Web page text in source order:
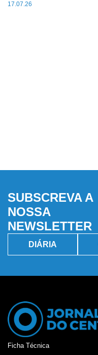
17.07.26
SUBSCREVA A
NOSSA
NEWSLETTER
DIÁRIA
Ficha Técnica